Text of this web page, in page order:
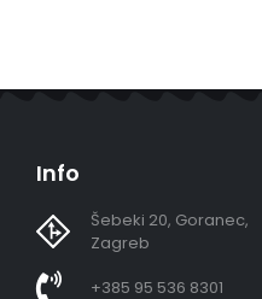
Info
Šebeki 20, Goranec,
Zagreb
+385 95 536 8301